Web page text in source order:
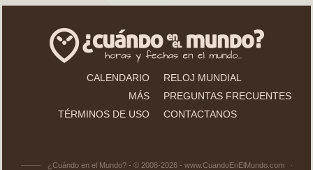
CALENDARIO
RELOJ MUNDIAL
MÁS
PREGUNTAS FRECUENTES
TÉRMINOS DE USO
CONTACTANOS
¿Cuándo en el Mundo? - © 2008-2026 - www.CuandoEnElMundo.com